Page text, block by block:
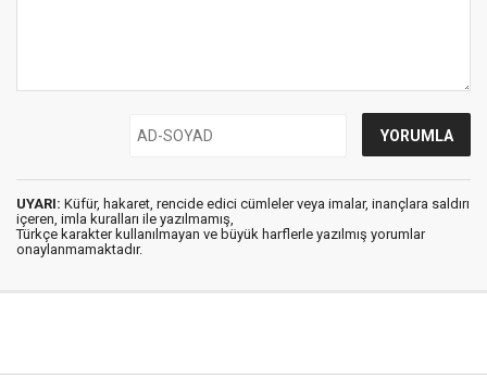
UYARI: Küfür, hakaret, rencide edici cümleler veya imalar, inançlara saldırı
içeren, imla kuralları ile yazılmamış,
Türkçe karakter kullanılmayan ve büyük harflerle yazılmış yorumlar
onaylanmamaktadır.